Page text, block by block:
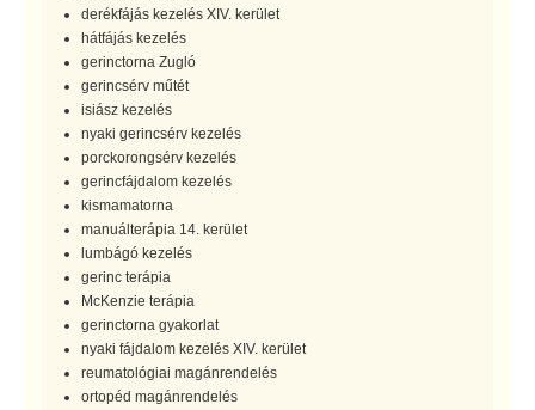
derékfájás kezelés XIV. kerület
hátfájás kezelés
gerinctorna Zugló
gerincsérv műtét
isiász kezelés
nyaki gerincsérv kezelés
porckorongsérv kezelés
gerincfájdalom kezelés
kismamatorna
manuálterápia 14. kerület
lumbágó kezelés
gerinc terápia
McKenzie terápia
gerinctorna gyakorlat
nyaki fájdalom kezelés XIV. kerület
reumatológiai magánrendelés
ortopéd magánrendelés